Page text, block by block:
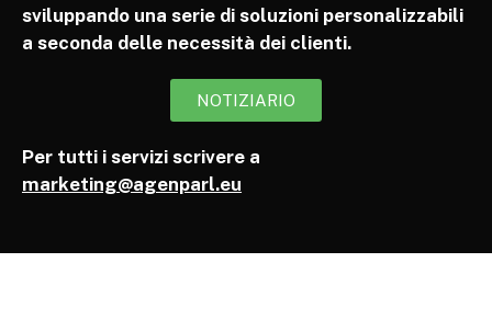
sviluppando una serie di soluzioni personalizzabili
a seconda delle necessità dei clienti.
NOTIZIARIO
Per tutti i servizi scrivere a
marketing@agenparl.eu